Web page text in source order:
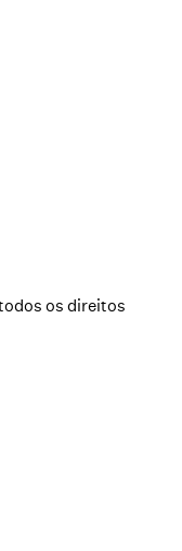
os direitos